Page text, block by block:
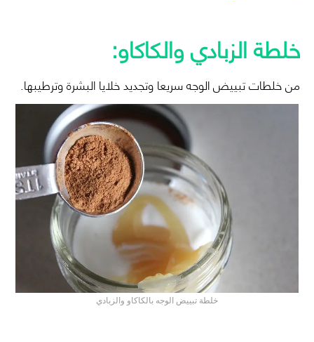
خلطة الزبادي والكاكاو:
من خلطات تبييض الوجه سريعا وتجديد خلايا البشرة وترطيبها.
خلطة تبييض الوجه بالكاكاو والزبادي